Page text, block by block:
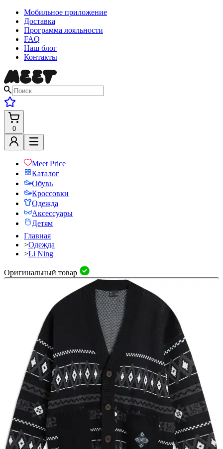
Мобильное приложение
Доставка
Программа лояльности
FAQ
Наш блог
Контакты
0
Meet Price
Каталог
Обувь
Кроссовки
Одежда
Аксессуары
Детям
Главная
>Одежда
>Li Ning
Оригинальный товар